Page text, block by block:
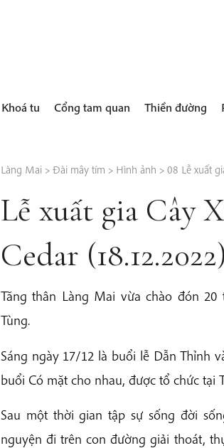
Khoá tu Cổng tam quan Thiền đường
Làng Mai> Đài mây tím > Hình ảnh > 08 Lễ xuất
Lễ xuất gia Cây
Cedar (18.12.2022)
Tăng thân Làng Mai vừa chào đón
Tùng.
Sáng ngày 17/12 là buổi lễ Dẫn Thỉnh
buổi Có mặt cho nhau, được tổ chức tại
Sau một thời gian tập sự sống đời
nguyện đi trên con đường giải thoát,